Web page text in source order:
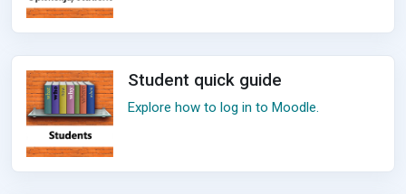
Student quick guide
Explore how to log in to Moodle.